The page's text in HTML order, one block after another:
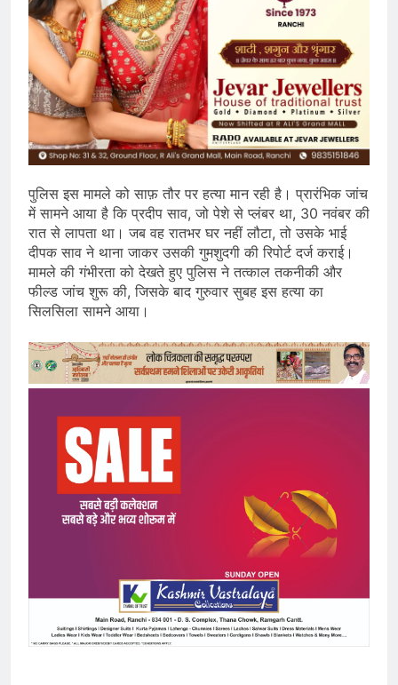
पुलिस इस मामले को साफ़ तौर पर हत्या मान रही है। प्रारंभिक जांच
में सामने आया है कि प्रदीप साव, जो पेशे से प्लंबर था, 30 नवंबर की
रात से लापता था। जब वह रातभर घर नहीं लौटा, तो उसके भाई
दीपक साव ने थाना जाकर उसकी गुमशुदगी की रिपोर्ट दर्ज कराई।
मामले की गंभीरता को देखते हुए पुलिस ने तत्काल तकनीकी और
फील्ड जांच शुरू की, जिसके बाद गुरुवार सुबह इस हत्या का
सिलसिला सामने आया।